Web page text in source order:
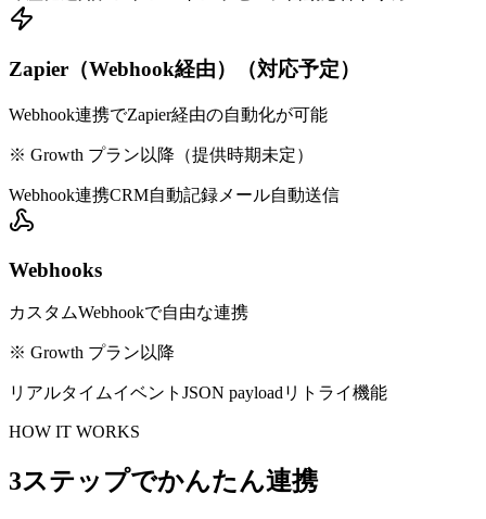
Zapier（Webhook経由）（対応予定）
Webhook連携でZapier経由の自動化が可能
※ Growth プラン以降（提供時期未定）
Webhook連携CRM自動記録 メール自動送信
Webhooks
カスタムWebhookで自由な連携
※ Growth プラン以降
リアルタイムイベント JSON payload リトライ機能
HOW IT WORKS
3ステップでかんたん連携